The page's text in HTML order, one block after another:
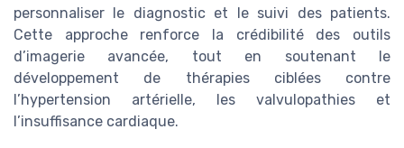
personnaliser le diagnostic et le suivi des patients.
Cette approche renforce la crédibilité des outils
d’imagerie avancée, tout en soutenant le
développement de thérapies ciblées contre
l’hypertension artérielle, les valvulopathies et
l’insuffisance cardiaque.